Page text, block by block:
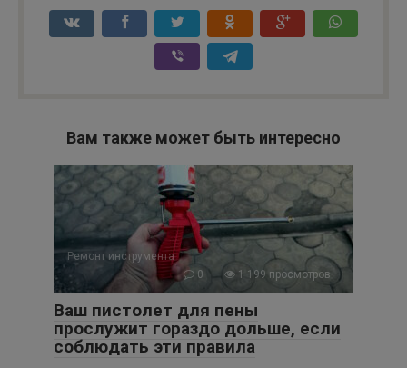
Вам также может быть интересно
Ремонт инструмента
0
1 199 просмотров
Ваш пистолет для пены
прослужит гораздо дольше, если
соблюдать эти правила